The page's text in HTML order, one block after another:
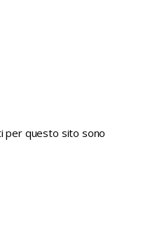
per questo sito sono